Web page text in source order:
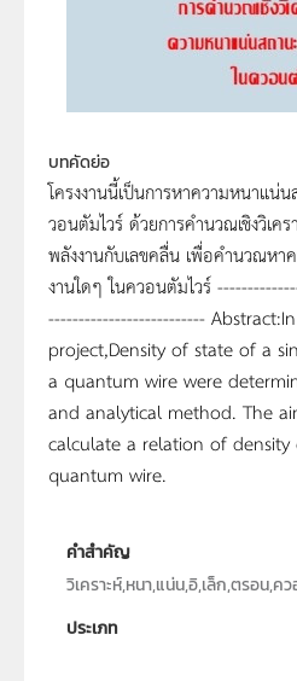
บทคัดย่อ
โครงงานนี้เป็นการหาความหนาแน่
วอนตัมไวร์ ด้วยการคำนวณเชิงวิเค
พลังงานกับเลขคลื่น เพื่อคำนวณห
งานใดๆ ในควอนตัมไวร์
--------------------------
project,Density of state of a
a quantum wire were
and analytical method. The
calculate a relation of
quantum wire.
คำสำคัญ
วิเคราะห์,หนา,แน่น,อิ,เล็ก,ตรอน,ค
ประเภท